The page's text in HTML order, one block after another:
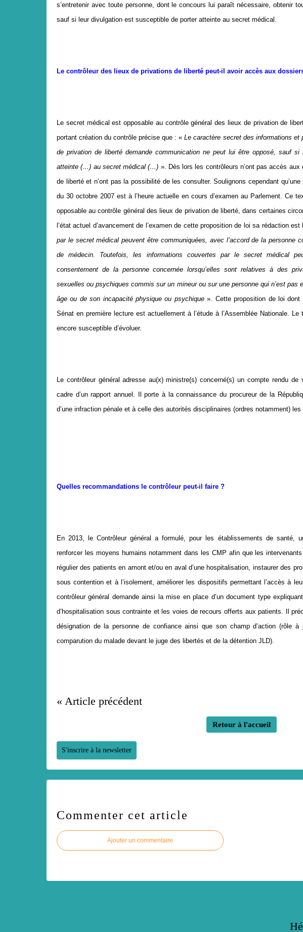
s’entretenir avec toute personne, dont le concours lui paraît nécessaire, obtenir
sauf si leur divulgation est susceptible de porter atteinte au secret médical.
Le contrôleur des lieux de privations de liberté peut-il avoir accès aux
Le secret médical est opposable au contrôle général des lieux de privation de
portant création du contrôle précise que : «Le caractère secret des informations et
de privation de liberté demande communication ne peut lui être opposé, sauf
atteinte (…) au secret médical (…) ». Dès lors les contrôleurs n’ont pas accès
de liberté et n’ont pas la possibilité de les consulter. Soulignons cependant
du 30 octobre 2007 est à l’heure actuelle en cours d’examen au Parlement. Ce
opposable au contrôle général des lieux de privation de liberté, dans certaines
l’état actuel d’avancement de l’examen de cette proposition de loi sa rédaction
par le secret médical peuvent être communiquées, avec l’accord de la personne
de médecin. Toutefois, les informations couvertes par le secret médical
consentement de la personne concernée lorsqu’elles sont relatives à des
sexuelles ou psychiques commis sur un mineur ou sur une personne qui n’est pas
âge ou de son incapacité physique ou psychique». Cette proposition de loi dont
Sénat en première lecture est actuellement à l’étude à l’Assemblée Nationale.
encore susceptible d’évoluer.
Le contrôleur général adresse au(x) ministre(s) concerné(s) un compte rendu de
cadre d’un rapport annuel.
Il porte à la connaissance du procureur de la
d’une infraction pénale et à celle des autorités disciplinaires (ordres notamment)
Quelles recommandations le contrôleur peut-il faire ?
En 2013, le Contrôleur général a formulé, pour les établissements de santé,
renforcer les moyens humains notamment dans les CMP afin que les
régulier des patients en amont et/ou en aval d’une hospitalisation, instaurer des
sous contention et à l’isolement, améliorer les dispositifs permettant l’accès à
contrôleur général demande ainsi la mise en place d’un document type
d’hospitalisation sous contrainte et les voies de recours offerts aux patients. Il
désignation de la personne de confiance ainsi que son champ d’action (rôle
comparution du malade devant le juge des libertés et de la détention JLD).
« Article précédent
Retour à l'accueil
S'inscrire à la newsletter
Commenter cet article
Ajouter un commentaire